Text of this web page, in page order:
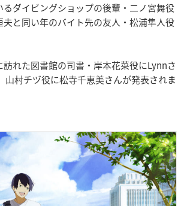
ダイビングショップの後輩・二ノ宮舞役
夫と同い年のバイト先の友人・松浦隼人役
れた図書館の司書・岸本花菜役にLynnさ
山村チヅ役に松寺千恵美さんが発表されま